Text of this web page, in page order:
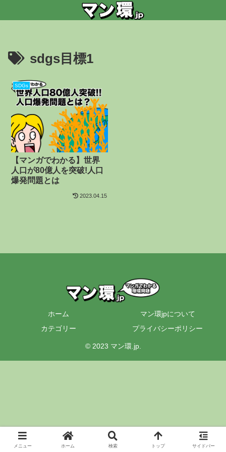
sdgs目標1
SDGs
【マンガでわかる】世界
人口が80億人を突破!人口
爆発問題とは
2023.04.15
ホーム
マン環jpについて
カテゴリー
プライバシーポリシー
© 2023 マン環.jp.
メニュー ホーム 検索 トップ サイドバー